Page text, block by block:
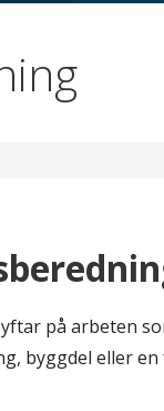
på arbeten
byggdel eller